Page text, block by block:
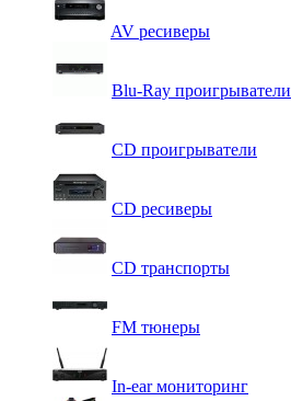
AV ресиверы
Blu-Ray проигрыватели
CD проигрыватели
CD ресиверы
CD транспорты
FM тюнеры
In-ear мониторинг